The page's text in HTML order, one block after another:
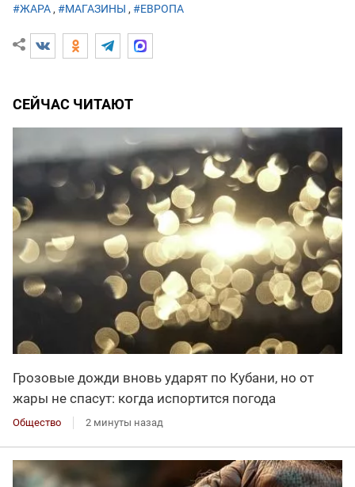
#ЖАРА, #МАГАЗИНЫ , #ЕВРОПА
СЕЙЧАС ЧИТАЮТ
Грозовые дожди вновь ударят по Кубани, но от
жары не спасут: когда испортится погода
Общество 2 минуты назад